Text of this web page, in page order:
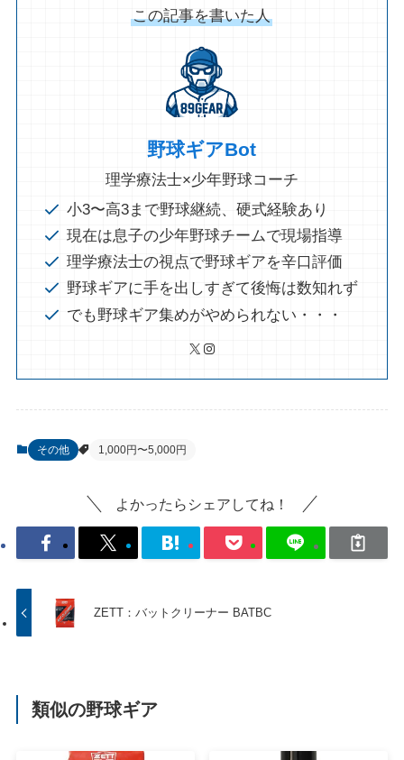
この記事を書いた人
野球ギアBot
理学療法士×少年野球コーチ
小3〜高3まで野球継続、硬式経験あり
現在は息子の少年野球チームで現場指導
理学療法士の視点で野球ギアを辛口評価
野球ギアに手を出しすぎて後悔は数知れず
でも野球ギア集めがやめられない・・・
X Instagram
その他 1,000円〜5,000円
よかったらシェアしてね！
ZETT：バットクリーナー BATBC
類似の野球ギア